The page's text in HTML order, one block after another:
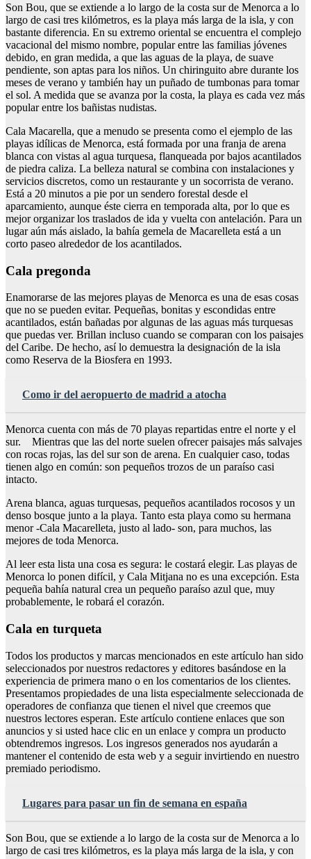
Son Bou, que se extiende a lo largo de la costa sur de Menorca a lo
largo de casi tres kilómetros, es la playa más larga de la isla, y con
bastante diferencia. En su extremo oriental se encuentra el complejo
vacacional del mismo nombre, popular entre las familias jóvenes
debido, en gran medida, a que las aguas de la playa, de suave
pendiente, son aptas para los niños. Un chiringuito abre durante los
meses de verano y también hay un puñado de tumbonas para tomar
el sol. A medida que se avanza por la costa, la playa es cada vez más
popular entre los bañistas nudistas.
Cala Macarella, que a menudo se presenta como el ejemplo de las
playas idílicas de Menorca, está formada por una franja de arena
blanca con vistas al agua turquesa, flanqueada por bajos acantilados
de piedra caliza. La belleza natural se combina con instalaciones y
servicios discretos, como un restaurante y un socorrista de verano.
Está a 20 minutos a pie por un sendero forestal desde el
aparcamiento, aunque éste cierra en temporada alta, por lo que es
mejor organizar los traslados de ida y vuelta con antelación. Para un
lugar aún más aislado, la bahía gemela de Macarelleta está a un
corto paseo alrededor de los acantilados.
Cala pregonda
Enamorarse de las mejores playas de Menorca es una de esas cosas
que no se pueden evitar. Pequeñas, bonitas y escondidas entre
acantilados, están bañadas por algunas de las aguas más turquesas
que puedas ver. Brillan incluso cuando se comparan con los paisajes
del Caribe. De hecho, así lo demuestra la designación de la isla
como Reserva de la Biosfera en 1993.
Como ir del aeropuerto de madrid a atocha
Menorca cuenta con más de 70 playas repartidas entre el norte y el
sur. Mientras que las del norte suelen ofrecer paisajes más salvajes
con rocas rojas, las del sur son de arena. En cualquier caso, todas
tienen algo en común: son pequeños trozos de un paraíso casi
intacto.
Arena blanca, aguas turquesas, pequeños acantilados rocosos y un
denso bosque junto a la playa. Tanto esta playa como su hermana
menor -Cala Macarelleta, justo al lado- son, para muchos, las
mejores de toda Menorca.
Al leer esta lista una cosa es segura: le costará elegir. Las playas de
Menorca lo ponen difícil, y Cala Mitjana no es una excepción. Esta
pequeña bahía natural crea un pequeño paraíso azul que, muy
probablemente, le robará el corazón.
Cala en turqueta
Todos los productos y marcas mencionados en este artículo han sido
seleccionados por nuestros redactores y editores basándose en la
experiencia de primera mano o en los comentarios de los clientes.
Presentamos propiedades de una lista especialmente seleccionada de
operadores de confianza que tienen el nivel que creemos que
nuestros lectores esperan. Este artículo contiene enlaces que son
anuncios y si usted hace clic en un enlace y compra un producto
obtendremos ingresos. Los ingresos generados nos ayudarán a
mantener el contenido de esta web y a seguir invirtiendo en nuestro
premiado periodismo.
Lugares para pasar un fin de semana en españa
Son Bou, que se extiende a lo largo de la costa sur de Menorca a lo
largo de casi tres kilómetros, es la playa más larga de la isla, y con